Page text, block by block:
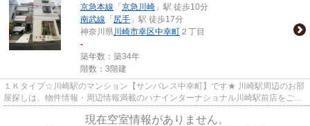
京急本線 「 京急川崎 」駅 徒歩10分
南武線 「 尻手 」駅 徒歩17分
神奈川県川崎市幸区中幸町 ２丁目
-
築年数：築34年
階数：3階建
１Ｋタイプ☆川崎駅のマンション【サンパレス中幸町】です★ 川崎駅周辺のお部
屋探しは、物件情報・周辺情報満載のハナインターナショナル川崎駅前店をご利
現在空室情報がありません。